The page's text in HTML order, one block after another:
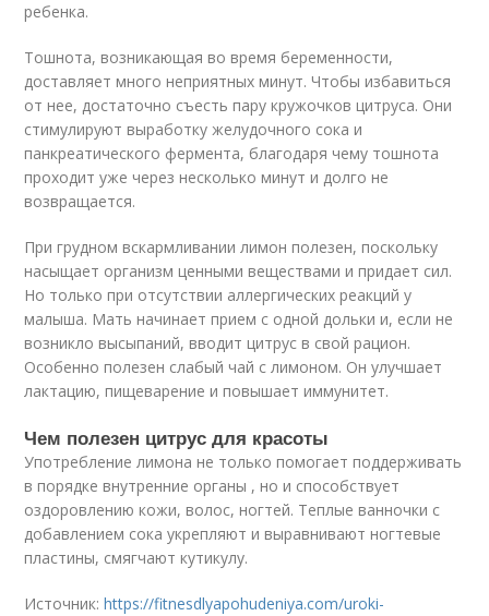
ребенка.
Тошнота, возникающая во время беременности,
доставляет много неприятных минут. Чтобы избавиться
от нее, достаточно съесть пару кружочков цитруса. Они
стимулируют выработку желудочного сока и
панкреатического фермента, благодаря чему тошнота
проходит уже через несколько минут и долго не
возвращается.
При грудном вскармливании лимон полезен, поскольку
насыщает организм ценными веществами и придает сил.
Но только при отсутствии аллергических реакций у
малыша. Мать начинает прием с одной дольки и, если не
возникло высыпаний, вводит цитрус в свой рацион.
Особенно полезен слабый чай с лимоном. Он улучшает
лактацию, пищеварение и повышает иммунитет.
Чем полезен цитрус для красоты
Употребление лимона не только помогает поддерживать
в порядке внутренние органы , но и способствует
оздоровлению кожи, волос, ногтей. Теплые ванночки с
добавлением сока укрепляют и выравнивают ногтевые
пластины, смягчают кутикулу.
Источник:https://fitnesdlyapohudeniya.com/uroki-